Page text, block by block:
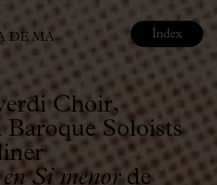
DE MÀ
Choir,
Baroque Soloists
Si menorde
Índex